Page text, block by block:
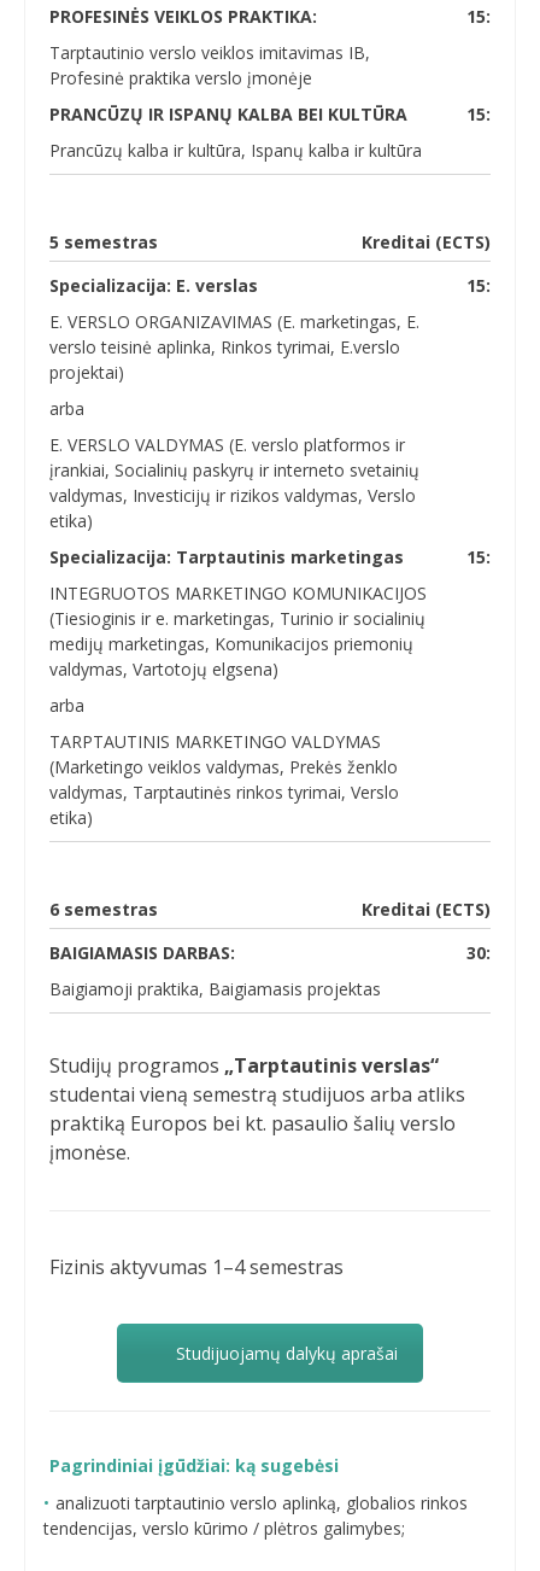
PROFESINĖS VEIKLOS PRAKTIKA:
15:
Tarptautinio verslo veiklos imitavimas IB,
Profesinė praktika verslo įmonėje
PRANCŪZŲ IR ISPANŲ KALBA BEI KULTŪRA
15:
Prancūzų kalba ir kultūra, Ispanų kalba ir kultūra
5 semestras
Kreditai (ECTS)
Specializacija: E. verslas
15:
E. VERSLO ORGANIZAVIMAS (E. marketingas, E.
verslo teisinė aplinka, Rinkos tyrimai, E.verslo
projektai)
arba
E. VERSLO VALDYMAS (E. verslo platformos ir
įrankiai, Socialinių paskyrų ir interneto svetainių
valdymas, Investicijų ir rizikos valdymas, Verslo
etika)
Specializacija: Tarptautinis marketingas
15:
INTEGRUOTOS MARKETINGO KOMUNIKACIJOS
(Tiesioginis ir e. marketingas, Turinio ir socialinių
medijų marketingas, Komunikacijos priemonių
valdymas, Vartotojų elgsena)
arba
TARPTAUTINIS MARKETINGO VALDYMAS
(Marketingo veiklos valdymas, Prekės ženklo
valdymas, Tarptautinės rinkos tyrimai, Verslo
etika)
6 semestras
Kreditai (ECTS)
BAIGIAMASIS DARBAS:
30:
Baigiamoji praktika, Baigiamasis projektas
Studijų programos „Tarptautinis verslas“
studentai vieną semestrą studijuos arba atliks
praktiką Europos bei kt. pasaulio šalių verslo
įmonėse.
Fizinis aktyvumas 1–4 semestras
Studijuojamų dalykų aprašai
Pagrindiniai įgūdžiai: ką sugebėsi
analizuoti tarptautinio verslo aplinką, globalios rinkos
tendencijas, verslo kūrimo / plėtros galimybes;